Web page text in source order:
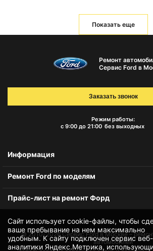
Показать еще
Сайт использует cookie-файлы, чтобы
ваше пребывание на нем максимально
удобным. К cайту подключен сервис веб-
аналитики Яндекс.Метрика,
Ремонт
Сервис Ford в
Режим работы:
с 9:00 до 21:00 без выходных
Заказать звонок
Информация
Ремонт Ford по моделям
Прайс-лист на ремонт Форд
© 2010-2026Сервис Ford в Москве –
автомобилей